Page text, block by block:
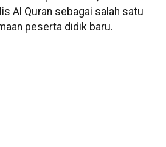
Al Quran sebagai salah satu
peserta didik baru.